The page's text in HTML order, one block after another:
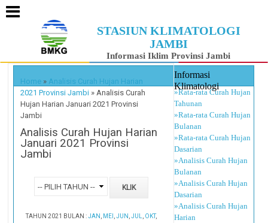
STASIUN KLIMATOLOGI
JAMBI
Informasi Iklim Provinsi Jambi
Home » Analisis Curah Hujan Harian
2021 Provinsi Jambi » Analisis Curah
Hujan Harian Januari 2021 Provinsi
Jambi
Analisis Curah Hujan Harian
Januari 2021 Provinsi
Jambi
TAHUN 2021 BULAN :JAN MEI JUN JUL OKT,
Informasi
Klimatologi
»Rata-rata Curah Hujan
Tahunan
»Rata-rata Curah Hujan
Bulanan
»Rata-rata Curah Hujan
Dasarian
»Analisis Curah Hujan
Bulanan
»Analisis Curah Hujan
Dasarian
»Analisis Curah Hujan
Harian